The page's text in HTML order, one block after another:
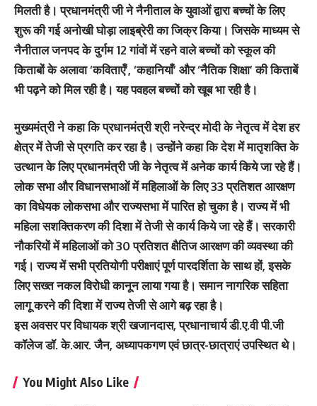
मिलती है। प्रधानमंत्री जी ने नैनीताल के युवाओं द्वारा बच्चों के लिए
शुरू की गई अनोखी घोड़ा लाइब्रेरी का जिक्र किया। जिसके माध्यम से
नैनीताल जनपद के दुर्गम 12 गांवों में रहने वाले बच्चों को स्कूल की
किताबों के अलावा ‘कविताएँ’, ‘कहानियाँ’ और ‘नैतिक शिक्षा’ की किताबें
भी पढ़ने को मिल रही है। यह पवहल बच्चों को खूब भा रही है।
मुख्यमंत्री ने कहा कि प्रधानमंत्री श्री नरेन्द्र मोदी के नेतृत्व में देश हर
क्षेत्र में तेजी से प्रगति कर रहा है। उन्होंने कहा कि देश में मातृशक्ति के
उत्थान के लिए प्रधानमंत्री जी के नेतृत्व में अनेक कार्य किये जा रहे हैं।
लोक सभा और विधानसभाओं में महिलाओं के लिए 33 प्रतिशत आरक्षण
का विधेयक लोकसभा और राज्यसभा में पारित हो चुका है। राज्य में भी
महिला सशक्तिकरण की दिशा में तेजी से कार्य किये जा रहे हैं। सरकारी
नौकरियों में महिलाओं को 30 प्रतिशत क्षैतिज आरक्षण की व्यवस्था की
गई। राज्य में सभी प्रतियोगी परीक्षाएं पूर्ण पारदर्शिता के साथ हों, इसके
लिए सख्त नकल विरोधी कानून लाया गया है। समान नागरिक सहिता
लागू करने की दिशा में राज्य तेजी से आगे बढ़ रहा है।
इस अवसर पर विधायक श्री खजानदास, प्रधानाचार्य डी.ए.वी पी.जी
कॉलेज डॉ. के.आर. जैन, अध्यापकगण एवं छात्र-छात्राएं उपस्थित थे।
You Might Also Like